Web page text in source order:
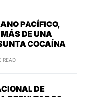
PACÍFICO,
DE UNA
COCAÍNA
READ
DE